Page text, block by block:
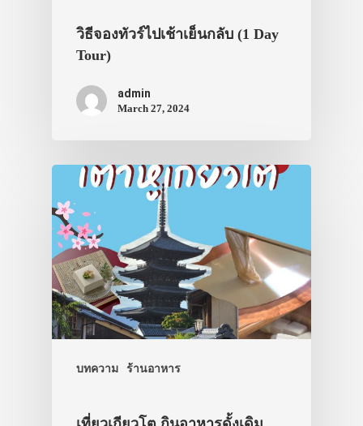
วิธีจองทัวร์ไปเช้าเย็นกลับ (1 Day
Tour)
admin
March 27, 2024
บทความ ร้านอาหาร